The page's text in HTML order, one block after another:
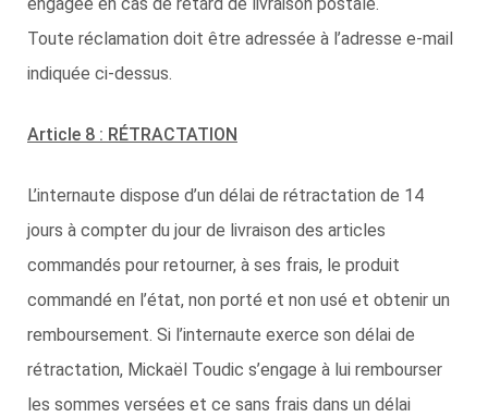
engagée en cas de retard de livraison postale.
Toute réclamation doit être adressée à l’adresse e-mail
indiquée ci-dessus.
Article 8 : RÉTRACTATION
L’internaute dispose d’un délai de rétractation de 14
jours à compter du jour de livraison des articles
commandés pour retourner, à ses frais, le produit
commandé en l’état, non porté et non usé et obtenir un
remboursement. Si l’internaute exerce son délai de
rétractation, Mickaël Toudic s’engage à lui rembourser
les sommes versées et ce sans frais dans un délai